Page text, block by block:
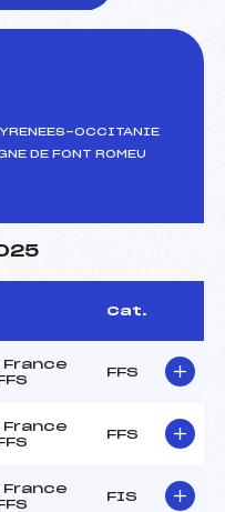
OCCITANIE
DE FONT ROMEU
Cat.
France
FFS
France
FFS
France
FIS